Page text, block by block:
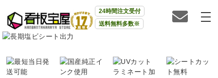
24時間注文受付
送料無料多数※